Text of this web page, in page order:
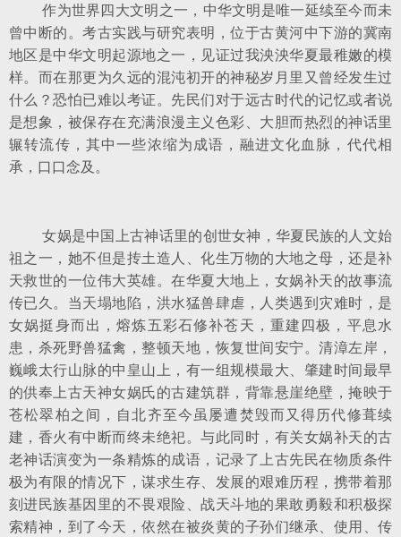
作为世界四大文明之一，中华文明是唯一延续至今而未
曾中断的。考古实践与研究表明，位于古黄河中下游的冀南
地区是中华文明起源地之一，见证过我泱泱华夏最稚嫩的模
样。而在那更为久远的混沌初开的神秘岁月里又曾经发生过
什么？恐怕已难以考证。先民们对于远古时代的记忆或者说
是想象，被保存在充满浪漫主义色彩、大胆而热烈的神话里
辗转流传，其中一些浓缩为成语，融进文化血脉，代代相
承，口口念及。
女娲是中国上古神话里的创世女神，华夏民族的人文始
祖之一，她不但是抟土造人、化生万物的大地之母，还是补
天救世的一位伟大英雄。在华夏大地上，女娲补天的故事流
传已久。当天塌地陷，洪水猛兽肆虐，人类遇到灾难时，是
女娲挺身而出，熔炼五彩石修补苍天，重建四极，平息水
患，杀死野兽猛禽，整顿天地，恢复世间安宁。清漳左岸，
巍峨太行山脉的中皇山上，有一组规模最大、肇建时间最早
的供奉上古天神女娲氏的古建筑群，背靠悬崖绝壁，掩映于
苍松翠柏之间，自北齐至今虽屡遭焚毁而又得历代修葺续
建，香火有中断而终未绝祀。与此同时，有关女娲补天的古
老神话演变为一条精炼的成语，记录了上古先民在物质条件
极为有限的情况下，谋求生存、发展的艰难历程，携带着那
刻进民族基因里的不畏艰险、战天斗地的果敢勇毅和积极探
索精神，到了今天，依然在被炎黄的子孙们继承、使用、传